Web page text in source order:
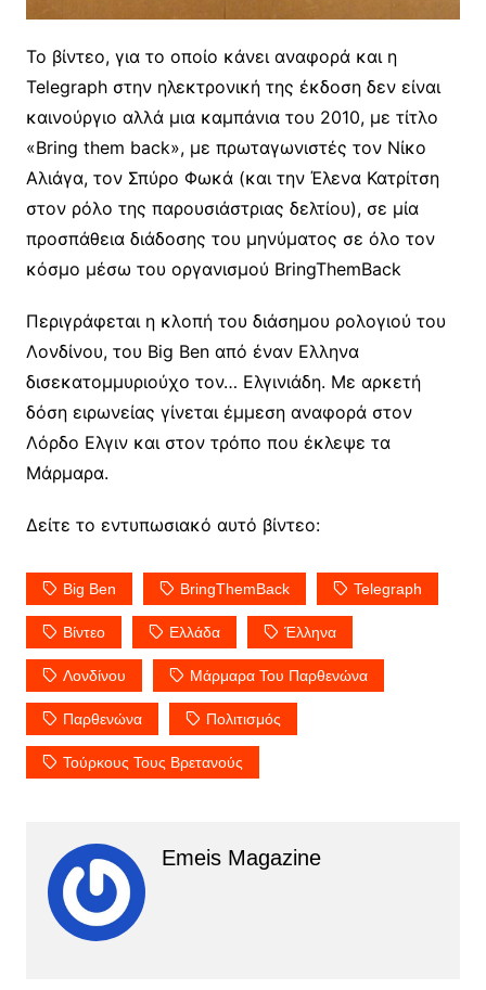
Το βίντεο, για το οποίο κάνει αναφορά και η
Telegraph στην ηλεκτρονική της έκδοση δεν είναι
καινούργιο αλλά μια καμπάνια του 2010, με τίτλο
«Bring them back», με πρωταγωνιστές τον Νίκο
Αλιάγα, τον Σπύρο Φωκά (και την Έλενα Κατρίτση
στον ρόλο της παρουσιάστριας δελτίου), σε μία
προσπάθεια διάδοσης του μηνύματος σε όλο τον
κόσμο μέσω του οργανισμού BringThemBack
Περιγράφεται η κλοπή του διάσημου ρολογιού του
Λονδίνου, του Big Ben από έναν Ελληνα
δισεκατομμυριούχο τον… Ελγινιάδη. Με αρκετή
δόση ειρωνείας γίνεται έμμεση αναφορά στον
Λόρδο Ελγιν και στον τρόπο που έκλεψε τα
Μάρμαρα.
Δείτε το εντυπωσιακό αυτό βίντεο:
Big Ben BringThemBack Telegraph
Βίντεο Ελλάδα Έλληνα
Λονδίνου Μάρμαρα Του Παρθενώνα
Παρθενώνα Πολιτισμός
Τούρκους Τους Βρετανούς
Emeis Magazine